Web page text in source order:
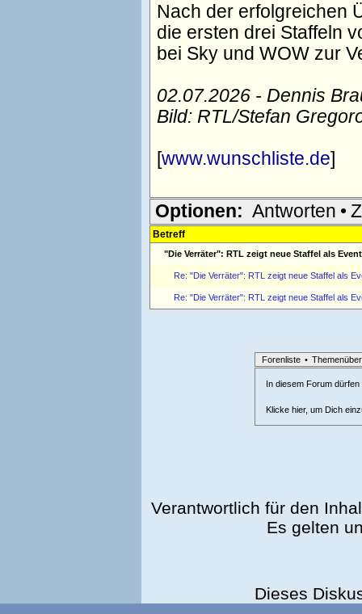
Nach der erfolgreichen
die ersten drei Staffeln
bei Sky und WOW zur
02.07.2026 - Dennis
Bild: RTL/Stefan
[www.wunschliste.de]
Optionen: Antworten •
Betreff
"Die Verräter": RTL zeigt neue Staffel als
Re: "Die Verräter": RTL zeigt neue Staffel als
Re: "Die Verräter": RTL zeigt neue Staffel als
Forenliste •
In diesem Forum
Klicke hier, um Dich
Verantwortlich für den
Es gelten
Dieses